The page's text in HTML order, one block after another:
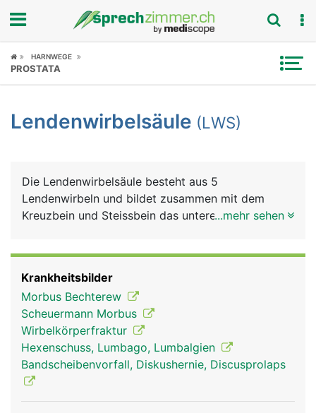
Fokus
Symptome
News
Rubriken
HARNWEGE
PROSTATA
Lendenwirbelsäule (LWS)
Die Lendenwirbelsäule besteht aus 5
Lendenwirbeln und bildet zusammen mit dem
Kreuzbein und Steissbein das untere Ende der
daher besonders belastet. Aus den Lendenwirbeln
tritt der längste Nerv des Körpers aus, der
Ischiasnerv, der die Rückseite der Beine bis zu den
Füssen versorgt. In der Lendenwirbelsäule endet
ausserdem das Rückenmark.
...mehr sehen
Krankheitsbilder
Morbus Bechterew
Scheuermann Morbus
Wirbelkörperfraktur
Hexenschuss, Lumbago, Lumbalgien
Bandscheibenvorfall, Diskushernie, Discusprolaps